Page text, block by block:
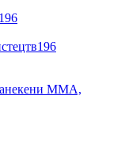
196
196
ММА,